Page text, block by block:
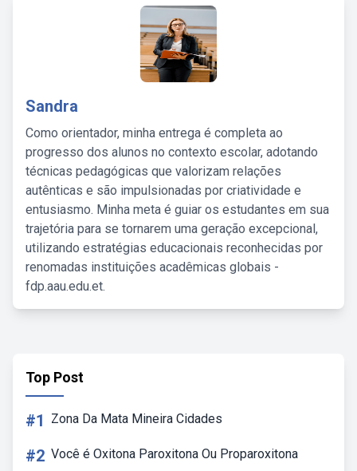
Sandra
Como orientador, minha entrega é completa ao
progresso dos alunos no contexto escolar, adotando
técnicas pedagógicas que valorizam relações
autênticas e são impulsionadas por criatividade e
entusiasmo. Minha meta é guiar os estudantes em sua
trajetória para se tornarem uma geração excepcional,
utilizando estratégias educacionais reconhecidas por
renomadas instituições acadêmicas globais -
fdp.aau.edu.et.
Top Post
#1 Zona Da Mata Mineira Cidades
#2 Você é Oxitona Paroxitona Ou Proparoxitona